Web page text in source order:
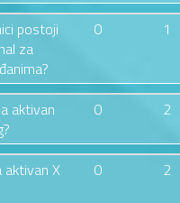
postoji
za
0 1
aktivan
0 2
X
0 2